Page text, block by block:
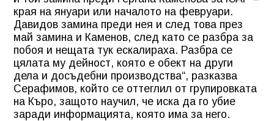
края на януари или началото на февруари.
Давидов замина преди нея и след това през
май замина и Каменов, след като се разбра за
побоя и нещата тук ескалираха. Разбра се
цялата му дейност, която е обект на други
дела и досъдебни производства“, разказва
Серафимов, който се оттеглил от групировката
на Къро, защото научил, че иска да го убие
заради информацията, която има за него.